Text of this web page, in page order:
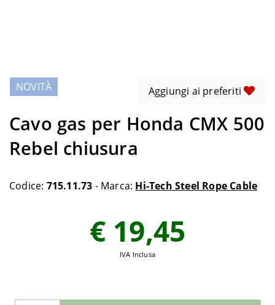
NOVITÀ Aggiungi ai preferiti
Cavo gas per Honda CMX 500
Rebel chiusura
Codice: 715.11.73 - Marca: Hi-Tech Steel Rope Cable
€ 19,45
IVA Inclusa